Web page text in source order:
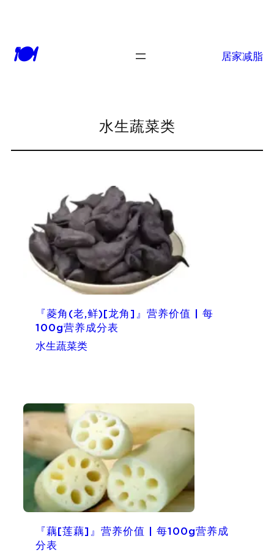
🍽 居家减脂
水生蔬菜类
『菱角(老,鲜)[龙角]』营养价值 | 每
100g营养成分表
水生蔬菜类
『藕[莲藕]』营养价值 | 每100g营养成
分表